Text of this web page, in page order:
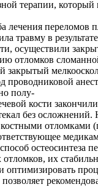
терапии,
лечения
травму в
осуществили
отломков
проводниковой
полу-
кости
без осложнений.
отломками
остеосинтеза
их